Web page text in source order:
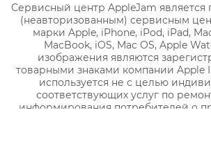
Сервисный центр AppleJam является
(неавторизованным) сервисным
марки Apple, iPhone, iPod, iPad,
MacBook, iOS, Mac OS, Apple
изображения являются
товарными знаками компании Apple
используется не с целью
соответствующих услуг по
информирования потребителей о